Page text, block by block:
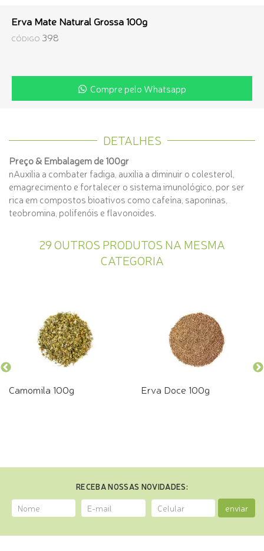
Erva Mate Natural Grossa 100g
CÓDIGO 398
Compre pelo Whatsapp
DETALHES
Preço & Embalagem de 100gr
nAuxilia a combater fadiga, auxilia a diminuir o colesterol,
emagrecimento e fortalecer o sistema imunológico, por ser
rica em compostos bioativos como cafeína, saponinas,
teobromina, polifenóis e flavonoides.
29 OUTROS PRODUTOS NA MESMA
CATEGORIA
Camomila 100g Erva Doce 100g
RECEBA NOSSAS NOVIDADES:
enviar